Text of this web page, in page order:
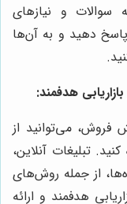
سوالات و نیازهای
دهید و به آن‌ها
هدفمند:
فروش، می‌توانید از
تبلیغات آنلاین،
از جمله روش‌های
هدفمند و ارائه